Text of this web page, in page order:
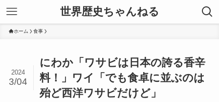
世界歴史ちゃんねる
ホーム 食事
にわか「ワサビは日本の誇る香辛
料！」ワイ「でも食卓に並ぶのは
殆ど西洋ワサビだけど」
2024
3/04